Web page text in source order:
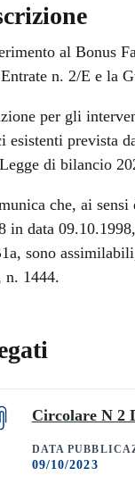
al Bonus
n. 2/E e la
per gli
esistenti prevista
di bilancio
che, ai
in data
sono
n. 1444.
Circolare N 2
DATA
09/10/2023